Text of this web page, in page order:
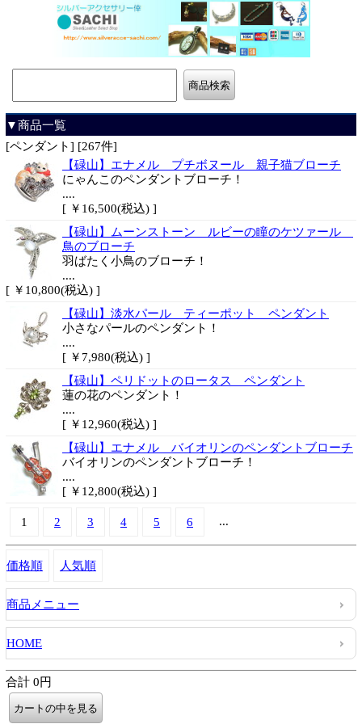
▼商品一覧
[ペンダント] [267件]
【碌山】エナメル プチボヌール 親子猫ブローチ
にゃんこのペンダントブローチ！
....
[ ￥16,500(税込) ]
【碌山】ムーンストーン ルビーの瞳のケツァール
鳥のブローチ
羽ばたく小鳥のブローチ！
....
[ ￥10,800(税込) ]
【碌山】淡水パール ティーポット ペンダント
小さなパールのペンダント！
....
[ ￥7,980(税込) ]
【碌山】ペリドットのロータス ペンダント
蓮の花のペンダント！
....
[ ￥12,960(税込) ]
【碌山】エナメル バイオリンのペンダントブローチ
バイオリンのペンダントブローチ！
....
[ ￥12,800(税込) ]
1 2 3 4 5 6 ...
価格順 人気順
商品メニュー
HOME
合計 0円